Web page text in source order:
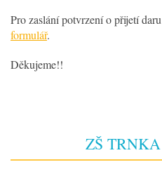
Pro zaslání potvrzení o přijetí
formulář.
Děkujeme!!
ZŠ